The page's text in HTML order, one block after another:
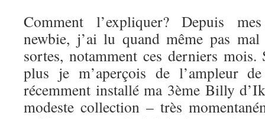
Comment l’expliquer? Depuis
newbie, j’ai lu quand même pas
sortes, notamment ces derniers
plus je m’aperçois de l’ampleur
récemment installé ma 3ème Billy
modeste collection – très